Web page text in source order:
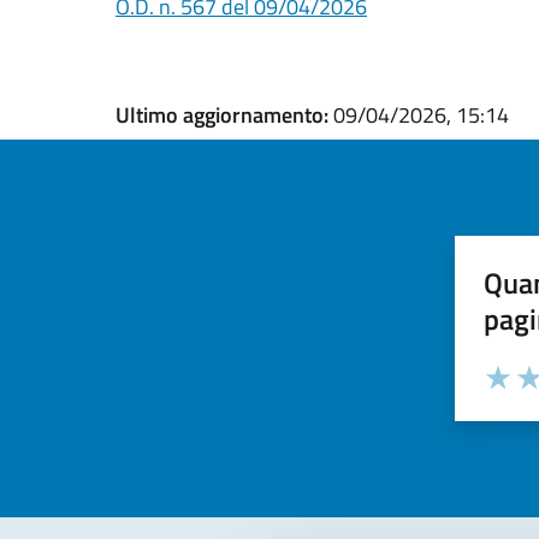
O.D. n. 567 del 09/04/2026
Ultimo aggiornamento:09/04/2026, 15:14
Valuta